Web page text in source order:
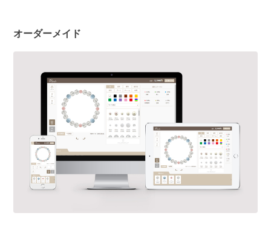
オーダーメイド